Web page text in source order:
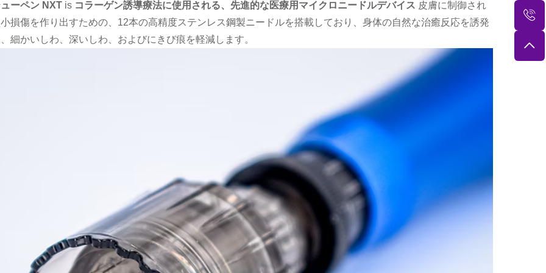
ューペン NXT is コラーゲン誘導療法に使用される、先進的な医療用マイクロニードルデバイス 皮膚に制御され
損傷を作り出すための、12本の高精度ステンレス鋼製ニードルを搭載しており、身体の自然な治癒反応を誘発
細かいしわ、深いしわ、およびにきび痕を軽減します。